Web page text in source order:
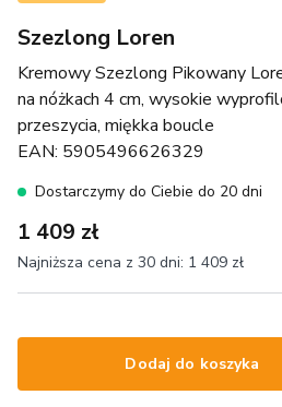
Szezlong Loren
Kremowy Szezlong Pikowany
na nóżkach 4 cm, wysokie
przeszycia, miękka boucle
EAN: 5905496626329
Dostarczymy do Ciebie do 20 dni
1 409 zł
Najniższa cena z 30 dni: 1 409 zł
Dodaj do koszyka